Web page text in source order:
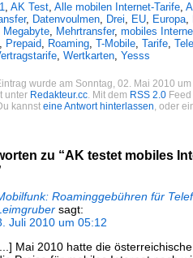
, AK Test, Alle mobilen Internet-Tarife,
, Datenvoulmen, Drei, EU, Europa,
Megabyte, Mehrtransfer, mobiles
, Prepaid, Roaming, T-Mobile, Tarife,
, Wertkarten, Yesss
wurde am Sonntag, 02. Mai 2010
unter Redakteur.cc. Mit dem RSS 2.0
kannst eine Antwort hinterlassen, oder
zu “AK testet mobiles
Roaminggebühren für
sagt:
Juli 2010 um 05:12
Mai 2010 hatte die